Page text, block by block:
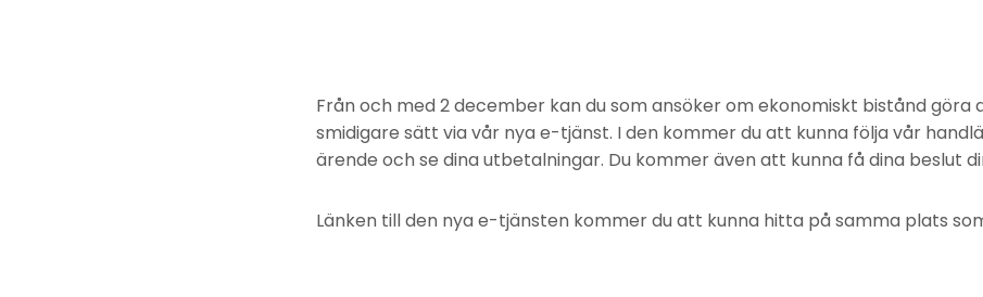
Från och med 2 december kan du som ansöker om ekonomiskt bistånd
smidigare sätt via vår nya e-tjänst. I den kommer du att kunna följa vår
ärende och se dina utbetalningar. Du kommer även att kunna få dina beslut
Länken till den nya e-tjänsten kommer du att kunna hitta på samma plats